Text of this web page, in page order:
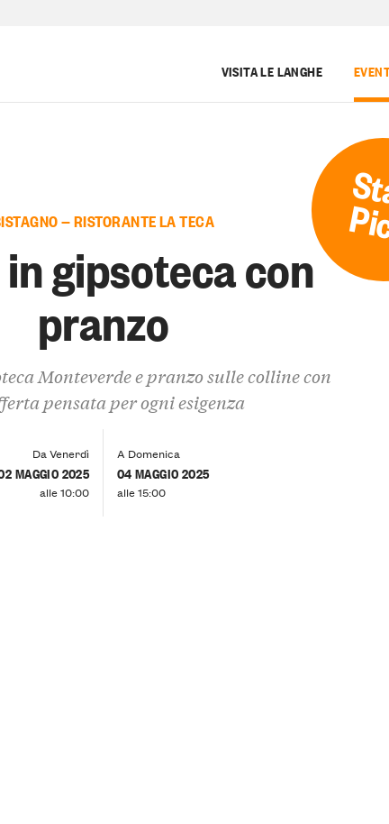
VISITA LE LANGHE
— RISTORANTE LA TECA
gipsoteca con
pranzo
Monteverde e pranzo sulle colline con
pensata per ogni esigenza
Da Venerdì
MAGGIO 2025
alle 10:00
A Domenica
04 MAGGIO 2025
alle 15:00